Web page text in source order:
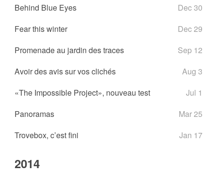
Behind Blue Eyes
Dec 30
Fear this winter
Dec 29
Promenade au jardin des traces
Sep 12
Avoir des avis sur vos clichés
Aug 3
«The Impossible Project», nouveau test
Jul 1
Panoramas
Mar 25
Trovebox, c’est fini
Jan 17
2014